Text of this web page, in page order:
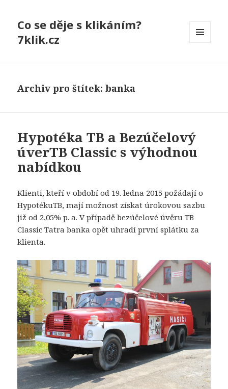
Co se děje s klikáním?
7klik.cz
Archiv pro štítek: banka
Hypotéka TB a Bezúčelový
úverTB Classic s výhodnou
nabídkou
Klienti, kteří v období od 19. ledna 2015 požádají o
HypotékuTB, mají možnost získat úrokovou sazbu
již od 2,05% p. a. V případě bezúčelové úvěru TB
Classic Tatra banka opět uhradí první splátku za
klienta.